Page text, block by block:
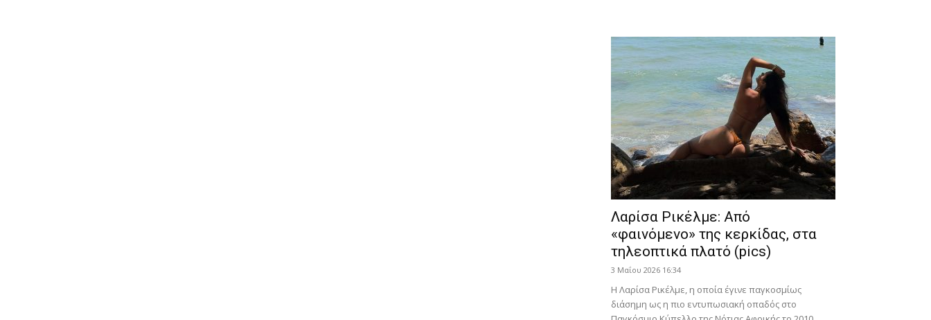
Λαρίσα Ρικέλμε: Από
«φαινόμενο» της κερκίδας, στα
τηλεοπτικά πλατό (pics)
3 Μαΐου 2026 16:34
Η Λαρίσα Ρικέλμε, η οποία έγινε παγκοσμίως
διάσημη ως η πιο εντυπωσιακή οπαδός στο